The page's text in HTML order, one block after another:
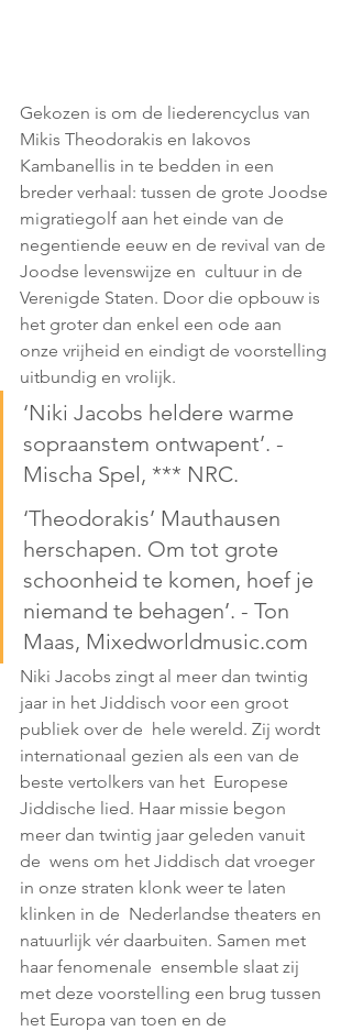
Gekozen is om de liederencyclus van
Mikis Theodorakis en Iakovos
Kambanellis in te bedden in een
breder verhaal: tussen de grote Joodse
migratiegolf aan het einde van de
negentiende eeuw en de revival van de
Joodse levenswijze en  cultuur in de
Verenigde Staten. Door die opbouw is
het groter dan enkel een ode aan
onze vrijheid en eindigt de voorstelling
uitbundig en vrolijk.
‘Niki Jacobs heldere warme
sopraanstem ontwapent’. -
Mischa Spel, *** NRC.
‘Theodorakis’ Mauthausen
herschapen. Om tot grote
schoonheid te komen, hoef je
niemand te behagen’. - Ton
Maas, Mixedworldmusic.com
Niki Jacobs zingt al meer dan twintig
jaar in het Jiddisch voor een groot
publiek over de  hele wereld. Zij wordt
internationaal gezien als een van de
beste vertolkers van het  Europese
Jiddische lied. Haar missie begon
meer dan twintig jaar geleden vanuit
de  wens om het Jiddisch dat vroeger
in onze straten klonk weer te laten
klinken in de  Nederlandse theaters en
natuurlijk vér daarbuiten. Samen met
haar fenomenale  ensemble slaat zij
met deze voorstelling een brug tussen
het Europa van toen en de